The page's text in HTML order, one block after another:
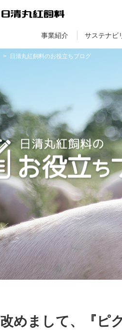
事業紹介 サステナビ
日清丸紅飼料のお役立ちブログ
改めまして、『ピ